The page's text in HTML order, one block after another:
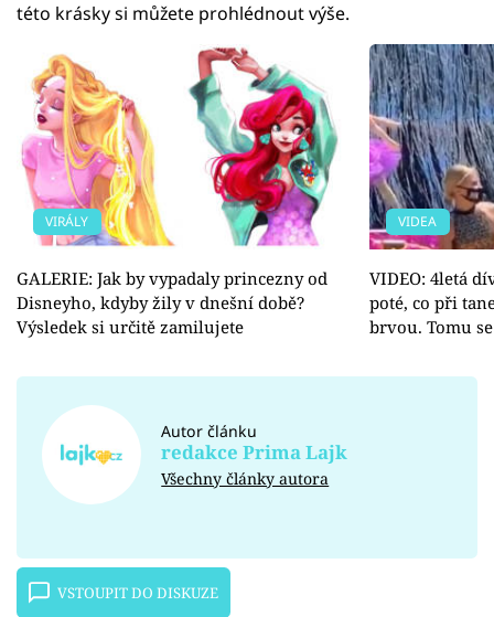
této krásky si můžete prohlédnout výše.
VIRÁLY
GALERIE: Jak by vypadaly princezny od
Disneyho, kdyby žily v dnešní době?
Výsledek si určitě zamilujete
VIDEA
VIDEO: 4letá
poté, co při
brvou. Tomu
Autor článku
redakce Prima Lajk
Všechny články autora
VSTOUPIT DO DISKUZE